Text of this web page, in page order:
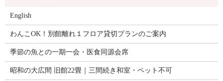
English
わんこOK！別館離れ１フロア貸切プランのご案内
季節の魚との一期一会・医食同源会席
昭和の大広間 旧館22畳｜三間続き和室・ペット不可